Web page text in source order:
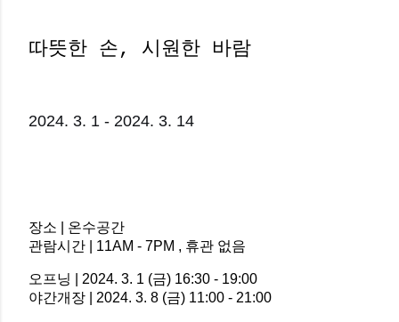
따뜻한 손, 시원한 바람
2024. 3. 1 - 2024. 3. 14
장소 | 온수공간
관람시간 | 11AM - 7PM , 휴관 없음
오프닝 | 2024. 3. 1 (금) 16:30 - 19:00
야간개장 | 2024. 3. 8 (금) 11:00 - 21:00